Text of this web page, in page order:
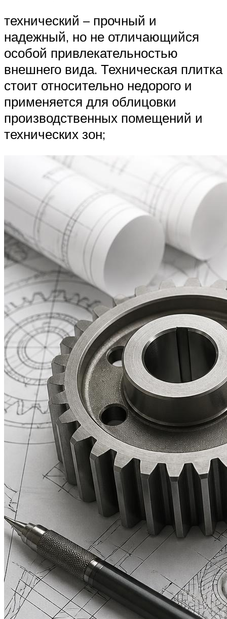
технический – прочный и
надежный, но не отличающийся
особой привлекательностью
внешнего вида. Техническая плитка
стоит относительно недорого и
применяется для облицовки
производственных помещений и
технических зон;